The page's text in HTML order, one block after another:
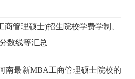
南最新MBA工商管理硕士院校的